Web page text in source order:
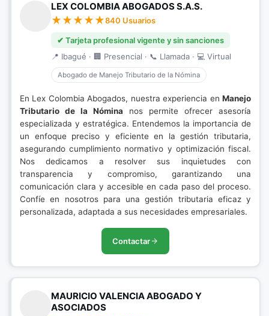
LEX COLOMBIA ABOGADOS S.A.S.
840 Usuarios
✔ Tarjeta profesional vigente y sin sanciones
📍 Ibagué · 🏢 Presencial · 📞 Llamada · 💻 Virtual
Abogado de Manejo Tributario de la Nómina
En Lex Colombia Abogados, nuestra experiencia en Manejo
Tributario de la Nómina nos permite ofrecer asesoría
especializada y estratégica. Entendemos la importancia de
un enfoque preciso y eficiente en la gestión tributaria,
asegurando cumplimiento normativo y optimización fiscal.
Nos dedicamos a resolver sus inquietudes con
transparencia y compromiso, garantizando una
comunicación clara y accesible en cada paso del proceso.
Confíe en nosotros para una gestión tributaria eficaz y
personalizada, adaptada a sus necesidades empresariales.
Contactar
MAURICIO VALENCIA ABOGADO Y
ASOCIADOS